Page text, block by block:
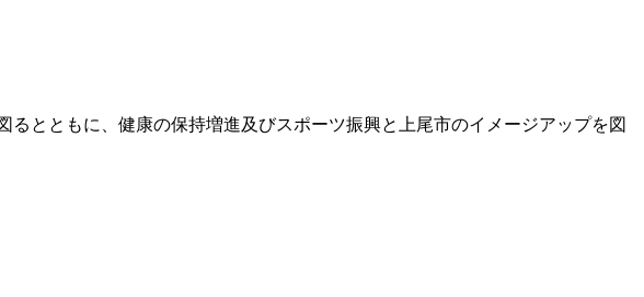
とともに、健康の保持増進及びスポーツ振興と上尾市のイメージアップを図